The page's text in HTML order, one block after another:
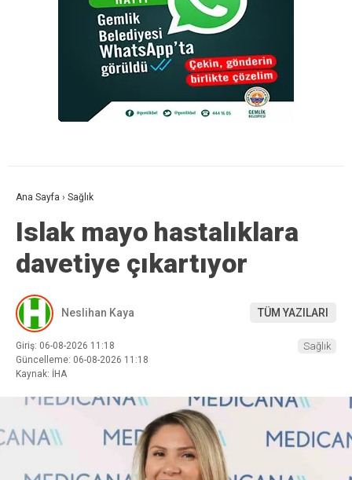
Ana Sayfa › Sağlık
Islak mayo hastalıklara
davetiye çıkartıyor
Neslihan Kaya TÜM YAZILARI
Giriş: 06-08-2026 11:18
Güncelleme: 06-08-2026 11:18
Kaynak: İHA
Sağlık